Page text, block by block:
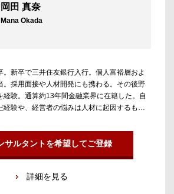
岡田 真奈
Mana Okada
。新卒で三井住友銀行入行。個人富裕層およ
。採用面接や人材開発にも携わる。その後野
経験。通算約13年間金融業界に在籍した。自
経験や、経営者の悩みは人材に起因するもの
支援したいという思いでアンテロープに参
（伝統的資産・オルタナティブ資産）、不動
サルタントを希望してご登録
詳細を見る